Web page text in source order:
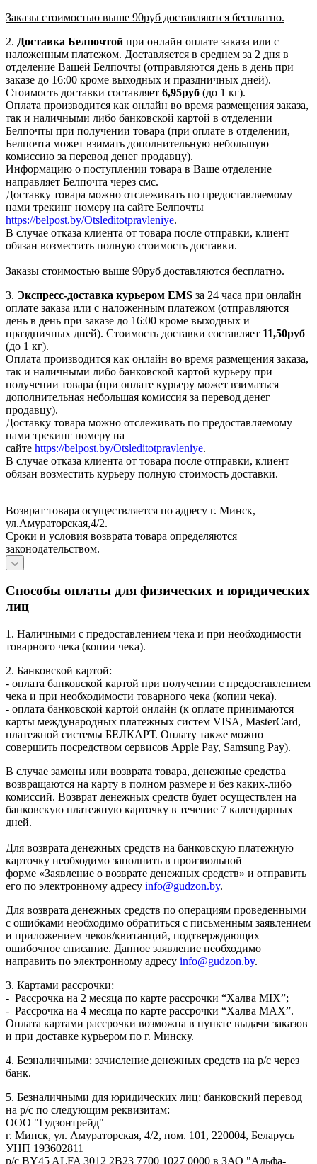
Заказы стоимостью выше 90руб доставляются бесплатно.
2. Доставка Белпочтой при онлайн оплате заказа или с
наложенным платежом. Доставляется в среднем за 2 дня в
отделение Вашей Белпочты (отправляются день в день при
заказе до 16:00 кроме выходных и праздничных дней).
Стоимость доставки составляет 6,95руб (до 1 кг).
Оплата производится как онлайн во время размещения заказа,
так и наличными либо банковской картой в отделении
Белпочты при получении товара (при оплате в отделении,
Белпочта может взимать дополнительную небольшую
комиссию за перевод денег продавцу).
Информацию о поступлении товара в Ваше отделение
направляет Белпочта через смс.
Доставку товара можно отслеживать по предоставляемому
нами трекинг номеру на сайте Белпочты
https://belpost.by/Otsleditotpravleniye.
В случае отказа клиента от товара после отправки, клиент
обязан возместить полную стоимость доставки.
Заказы стоимостью выше 90руб доставляются бесплатно.
3. Экспресс-доставка курьером EMS за 24 часа при онлайн
оплате заказа или с наложенным платежом (отправляются
день в день при заказе до 16:00 кроме выходных и
праздничных дней). Стоимость доставки составляет 11,50руб
(до 1 кг).
Оплата производится как онлайн во время размещения заказа,
так и наличными либо банковской картой курьеру при
получении товара (при оплате курьеру может взиматься
дополнительная небольшая комиссия за перевод денег
продавцу).
Доставку товара можно отслеживать по предоставляемому
нами трекинг номеру на
сайте https://belpost.by/Otsleditotpravleniye.
В случае отказа клиента от товара после отправки, клиент
обязан возместить курьеру полную стоимость доставки.
Возврат товара осуществляется по адресу г. Минск,
ул.Амураторская,4/2.
Сроки и условия возврата товара определяются
законодательством.
Способы оплаты для физических и юридических
лиц
1. Наличными с предоставлением чека и при необходимости
товарного чека (копии чека).
2. Банковской картой:
- оплата банковской картой при получении с предоставлением
чека и при необходимости товарного чека (копии чека).
- оплата банковской картой онлайн (к оплате принимаются
карты международных платежных систем VISA, MasterCard,
платежной системы БЕЛКАРТ. Оплату также можно
совершить посредством сервисов Apple Pay, Samsung Pay).
В случае замены или возврата товара, денежные средства
возвращаются на карту в полном размере и без каких-либо
комиссий. Возврат денежных средств будет осуществлен на
банковскую платежную карточку в течение 7 календарных
дней.
Для возврата денежных средств на банковскую платежную
карточку необходимо заполнить в произвольной
форме «Заявление о возврате денежных средств» и отправить
его по электронному адресу info@gudzon.by.
Для возврата денежных средств по операциям проведенными
с ошибками необходимо обратиться с письменным заявлением
и приложением чеков/квитанций, подтверждающих
ошибочное списание. Данное заявление необходимо
направить по электронному адресу info@gudzon.by.
3. Картами рассрочки:
- Рассрочка на 2 месяца по карте рассрочки “Халва MIX”;
- Рассрочка на 4 месяца по карте рассрочки “Халва MAX”.
Оплата картами рассрочки возможна в пункте выдачи заказов
и при доставке курьером по г. Минску.
4. Безналичными: зачисление денежных средств на р/с через
банк.
5. Безналичными для юридических лиц: банковский перевод
на р/с по следующим реквизитам:
ООО "Гудзонтрейд"
г. Минск, ул. Амураторская, 4/2, пом. 101, 220004, Беларусь
УНП 193602811
р/с BY45 ALFA 3012 2B23 7700 1027 0000 в ЗАО "Альфа-